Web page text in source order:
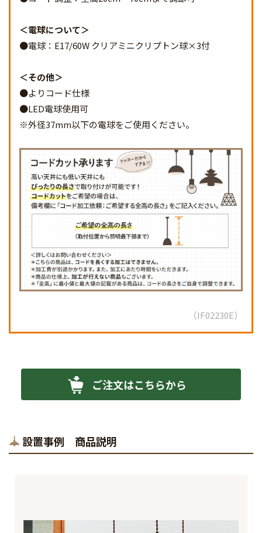
電球について
●電球：E17/60W クリアミニクリプトン球×3付
その他
●よりコード仕様
●LED電球使用可
※外径37mm以下の電球をご使用ください。
IF02230E
ご注文はこちらから
設置事例 商品説明